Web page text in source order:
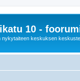
10 -
nykytaiteen keskuksen